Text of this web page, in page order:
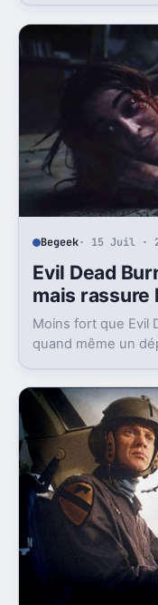
Wilson ?
Begeek· 15 Juil ·
Evil Dead
mais rassure
Moins fort que Evil
quand même un